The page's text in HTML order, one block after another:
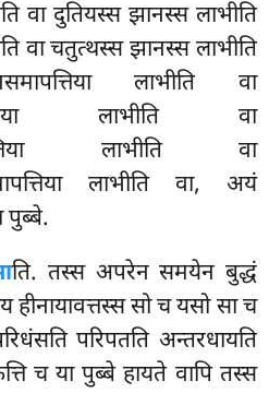
वा दुतियस्स झानस्स लाभीति
वा चतुत्थस्स झानस्स लाभीति
लाभीति वा
लाभीति वा
लाभीति वा
लाभीति वा, अयं
पुब्बे.
ति. तस्स अपरेन समयेन बुद्धं
सो च यसो सा च
परिपतति अन्तरधायति
च या पुब्बे हायते वापि तस्स